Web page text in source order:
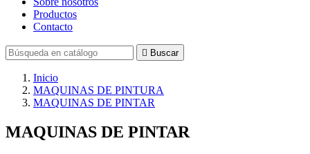
Productos
Contacto
 Buscar
Inicio
MAQUINAS DE PINTURA
MAQUINAS DE PINTAR
MAQUINAS DE PINTAR